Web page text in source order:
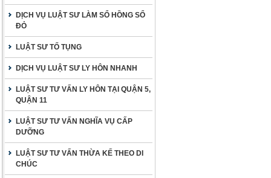
DỊCH VỤ LUẬT SƯ LÀM SỔ HỒNG SỔ
ĐỎ
LUẬT SƯ TỐ TỤNG
DỊCH VỤ LUẬT SƯ LY HÔN NHANH
LUẬT SƯ TƯ VẤN LY HÔN TẠI QUẬN 5,
QUẬN 11
LUẬT SƯ TƯ VẤN NGHĨA VỤ CẤP
DƯỠNG
LUẬT SƯ TƯ VẤN THỪA KẾ THEO DI
CHÚC